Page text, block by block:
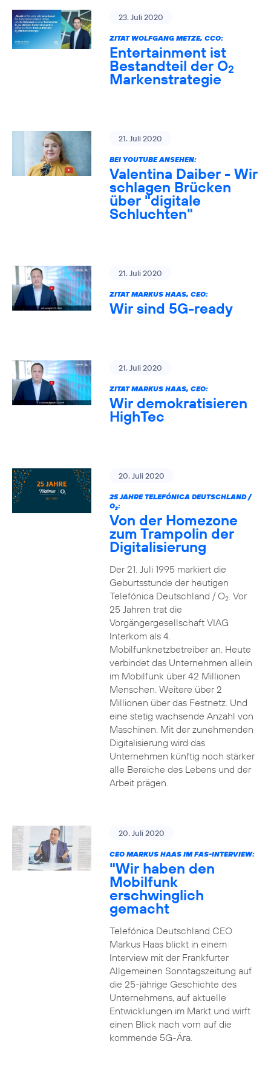
23. Juli 2020
ZITAT WOLFGANG METZE, CCO:
Entertainment ist
Bestandteil der O2
Markenstrategie
21. Juli 2020
BEI YOUTUBE ANSEHEN:
Valentina Daiber - Wir
schlagen Brücken
über "digitale
Schluchten"
21. Juli 2020
ZITAT MARKUS HAAS, CEO:
Wir sind 5G-ready
21. Juli 2020
ZITAT MARKUS HAAS, CEO:
Wir demokratisieren
HighTec
20. Juli 2020
25 JAHRE TELEFÓNICA DEUTSCHLAND /
O2:
Von der Homezone
zum Trampolin der
Digitalisierung
Der 21. Juli 1995 markiert die
Geburtsstunde der heutigen
Telefónica Deutschland / O2. Vor
25 Jahren trat die
Vorgängergesellschaft VIAG
Interkom als 4.
Mobilfunknetzbetreiber an. Heute
verbindet das Unternehmen allein
im Mobilfunk über 42 Millionen
Menschen. Weitere über 2
Millionen über das Festnetz. Und
eine stetig wachsende Anzahl von
Maschinen. Mit der zunehmenden
Digitalisierung wird das
Unternehmen künftig noch stärker
alle Bereiche des Lebens und der
Arbeit prägen.
20. Juli 2020
CEO MARKUS HAAS IM FAS-INTERVIEW:
"Wir haben den
Mobilfunk
erschwinglich
gemacht
Telefónica Deutschland CEO
Markus Haas blickt in einem
Interview mit der Frankfurter
Allgemeinen Sonntagszeitung auf
die 25-jährige Geschichte des
Unternehmens, auf aktuelle
Entwicklungen im Markt und wirft
einen Blick nach vorn auf die
kommende 5G-Ära.